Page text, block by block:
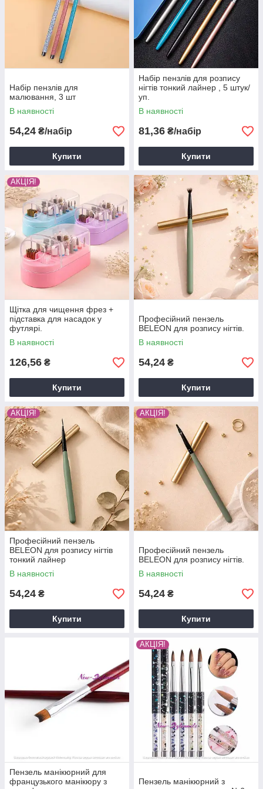
Набір пензлів для
малювання, 3 шт
В наявності
54,24 ₴/набір
Купити
Набір пензлів для розпису
нігтів тонкий лайнер , 5 штук/
уп.
В наявності
81,36 ₴/набір
Купити
АКЦІЯ!
Щітка для чищення фрез +
підставка для насадок у
футлярі.
В наявності
126,56 ₴
Купити
Професійний пензель
BELEON для розпису нігтів.
В наявності
54,24 ₴
Купити
АКЦІЯ!
Професійний пензель
BELEON для розпису нігтів
тонкий лайнер
В наявності
54,24 ₴
Купити
АКЦІЯ!
Професійний пензель
BELEON для розпису нігтів.
В наявності
54,24 ₴
Купити
Пензель манікюрний для
французького манікюру з
АКЦІЯ!
Пензель манікюрний з